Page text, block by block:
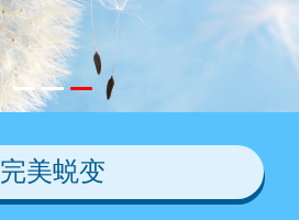
完美蜕变